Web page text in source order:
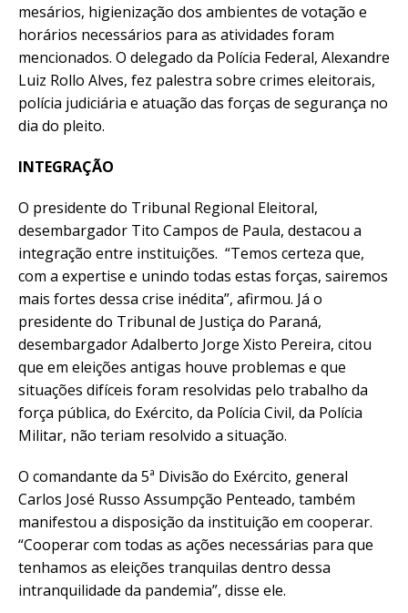
mesários, higienização dos ambientes de votação e
horários necessários para as atividades foram
mencionados. O delegado da Polícia Federal, Alexandre
Luiz Rollo Alves, fez palestra sobre crimes eleitorais,
polícia judiciária e atuação das forças de segurança no
dia do pleito.
INTEGRAÇÃO
O presidente do Tribunal Regional Eleitoral,
desembargador Tito Campos de Paula, destacou a
integração entre instituições. “Temos certeza que,
com a expertise e unindo todas estas forças, sairemos
mais fortes dessa crise inédita”, afirmou. Já o
presidente do Tribunal de Justiça do Paraná,
desembargador Adalberto Jorge Xisto Pereira, citou
que em eleições antigas houve problemas e que
situações difíceis foram resolvidas pelo trabalho da
força pública, do Exército, da Polícia Civil, da Polícia
Militar, não teriam resolvido a situação.
O comandante da 5ª Divisão do Exército, general
Carlos José Russo Assumpção Penteado, também
manifestou a disposição da instituição em cooperar.
“Cooperar com todas as ações necessárias para que
tenhamos as eleições tranquilas dentro dessa
intranquilidade da pandemia”, disse ele.